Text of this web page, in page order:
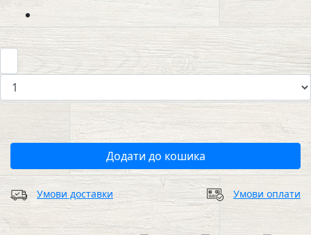
Додати до кошика
Умови доставки Умови оплати